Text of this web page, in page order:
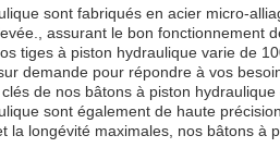
sont fabriqués en acier micro-
assurant le bon fonctionnement
tiges à piston hydraulique varie de
demande pour répondre à vos
de nos bâtons à piston
sont également de haute
la longévité maximales, nos bâtons